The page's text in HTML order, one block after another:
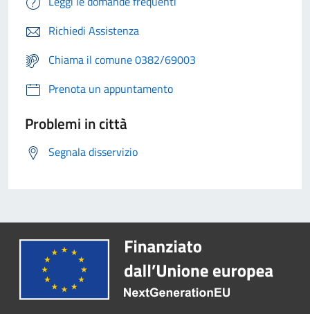
Richiedi Assistenza
Chiama il comune 0382/69003
Prenota un appuntamento
Problemi in città
Segnala disservizio